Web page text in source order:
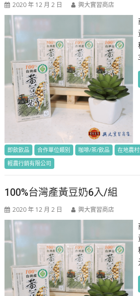
2020 年 12 月 2 日 興大實習商店
即飲飲品 合作單位類別 咖啡/茶/飲品 在地農
輕農行銷有限公司
100%台灣產黃豆奶6入/組
2020 年 12 月 2 日 興大實習商店